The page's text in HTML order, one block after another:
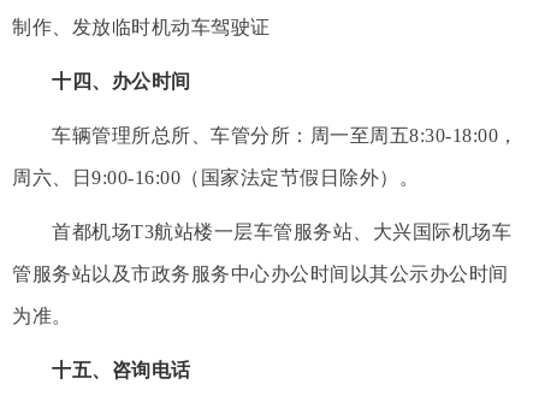
制作、发放临时机动车驾驶证
十四、办公时间
车辆管理所总所、车管分所：周一至周五8:30-18:00，
周六、日9:00-16:00（国家法定节假日除外）。
首都机场T3航站楼一层车管服务站、大兴国际机场车
管服务站以及市政务服务中心办公时间以其公示办公时间
为准。
十五、咨询电话